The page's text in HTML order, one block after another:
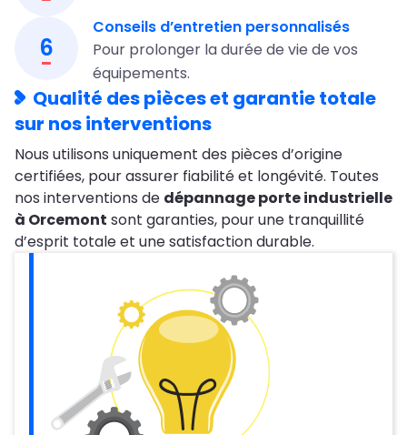
6
Conseils d’entretien personnalisés
Pour prolonger la durée de vie de vos
équipements.
Qualité des pièces et garantie totale
sur nos interventions
Nous utilisons uniquement des pièces d’origine
certifiées, pour assurer fiabilité et longévité. Toutes
nos interventions de dépannage porte industrielle
à Orcemont sont garanties, pour une tranquillité
d’esprit totale et une satisfaction durable.